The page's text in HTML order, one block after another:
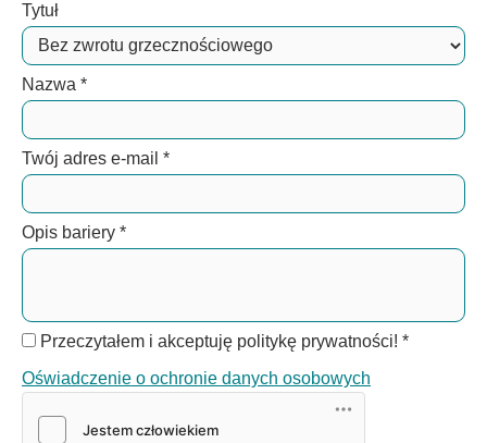
Tytuł
Nazwa *
Twój adres e-mail *
Opis bariery *
Przeczytałem i akceptuję politykę prywatności! *
Oświadczenie o ochronie danych osobowych